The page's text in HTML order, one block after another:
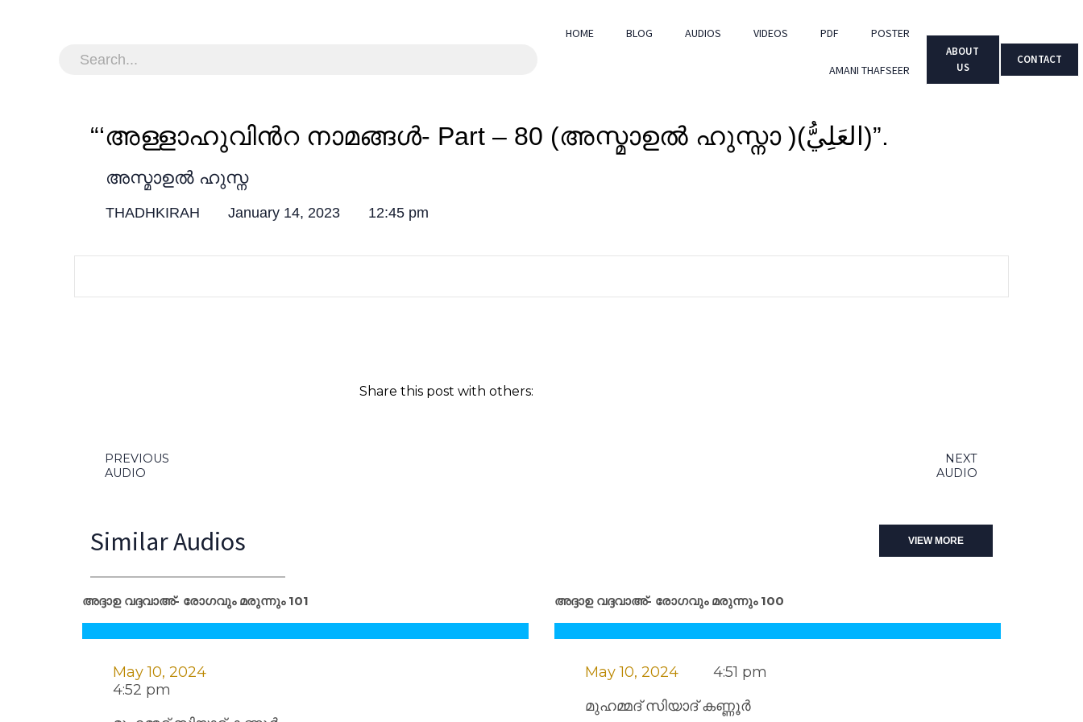
HOME BLOG AUDIOS VIDEOS PDF POSTER
AMANI THAFSEER
ABOUT
US
CONTACT
“‘അള്ളാഹുവിന്‍റ നാമങ്ങള്‍- Part – 80 (അസ്മാഉല്‍ ഹുസ്നാ )(العَلِيُّ)”.
അസ്മാഉൽ ഹുസ്ന
THADHKIRAH January 14, 2023 12:45 pm
Share this post with others:
PREVIOUS
AUDIO
NEXT
AUDIO
Similar Audios VIEW MORE
അദ്ദാഉ വദ്ദവാഅ്- രോഗവും മരുന്നും 101
May 10, 2024
4:52 pm
അദ്ദാഉ വദ്ദവാഅ്- രോഗവും മരുന്നും 100
May 10, 2024
4:51 pm
മുഹമ്മദ്‌ സിയാദ് കണ്ണൂർ